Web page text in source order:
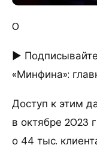
0
►
«Минфина»:
Доступ к этим
в октябре 2023
о 44 тыс.